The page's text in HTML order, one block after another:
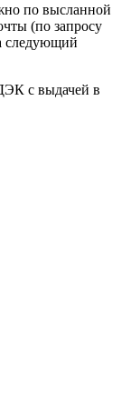
по высланной
(по запросу
следующий
с выдачей в